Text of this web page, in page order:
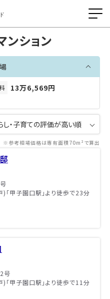
ション
13万6,569円
※参考相場価格は専有面積70m²で算出
甲子園口駅」より徒歩で23分
号
甲子園口駅」より徒歩で11分